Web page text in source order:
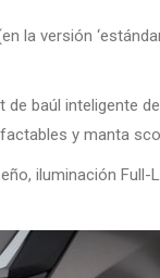
la versión
baúl inteligente
y manta
iluminación Full-